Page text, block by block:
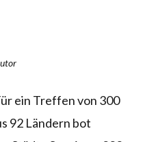
ein Treffen von 300
92 Ländern bot